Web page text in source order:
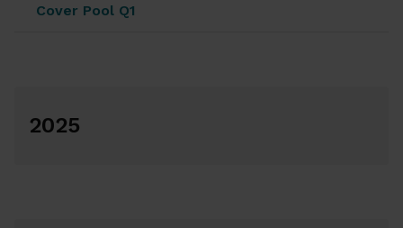
Cover Pool Q1
2025